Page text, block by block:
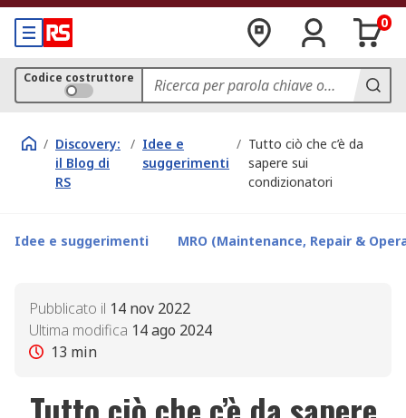
0
Codice costruttore
/ Discovery:
il Blog di
RS
/ Idee e
suggerimenti
/ Tutto ciò che c’è da
sapere sui
condizionatori
Idee e suggerimenti MRO (Maintenance, Repair &
Pubblicato il 14 nov 2022
Ultima modifica 14 ago 2024
13 min